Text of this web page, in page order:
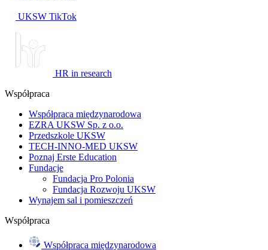
UKSW TikTok
HR in research
Współpraca
Współpraca międzynarodowa
EZRA UKSW Sp. z o.o.
Przedszkole UKSW
TECH-INNO-MED UKSW
Poznaj Erste Education
Fundacje
Fundacja Pro Polonia
Fundacja Rozwoju UKSW
Wynajem sal i pomieszczeń
Współpraca
Współpraca międzynarodowa